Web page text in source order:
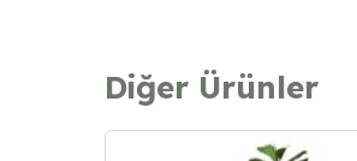
Diğer Ürünler